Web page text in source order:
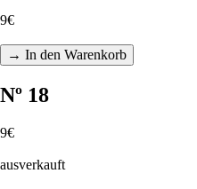
9€
→ In den Warenkorb
Nº 18
9€
ausverkauft